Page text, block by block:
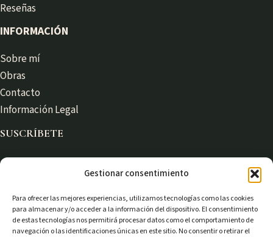
Gestionar consentimiento
Para ofrecer las mejores experiencias, utilizamos tecnologías como las cookies
para almacenar y/o acceder a la información del dispositivo. El consentimiento
de estas tecnologías nos permitirá procesar datos como el comportamiento de
navegación o las identificaciones únicas en este sitio. No consentir o retirar el
Reseñas
INFORMACIÓN
Sobre mí
Obras
Contacto
Información Legal
SUSCRÍBETE